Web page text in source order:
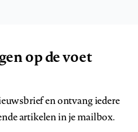
op de voet
en ontvang iedere
artikelen in je mailbox.